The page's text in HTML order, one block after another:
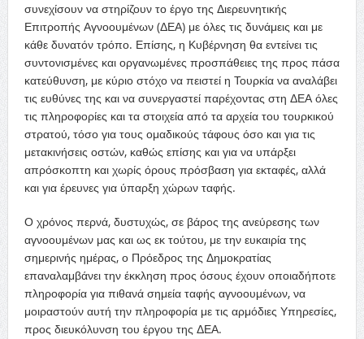
συνεχίσουν να στηρίζουν το έργο της Διερευνητικής
Επιτροπής Αγνοουμένων (ΔΕΑ) με όλες τις δυνάμεις και με
κάθε δυνατόν τρόπο. Επίσης, η Κυβέρνηση θα εντείνει τις
συντονισμένες και οργανωμένες προσπάθειες της προς πάσα
κατεύθυνση, με κύριο στόχο να πειστεί η Τουρκία να αναλάβει
τις ευθύνες της και να συνεργαστεί παρέχοντας στη ΔΕΑ όλες
τις πληροφορίες και τα στοιχεία από τα αρχεία του τουρκικού
στρατού, τόσο για τους ομαδικούς τάφους όσο και για τις
μετακινήσεις οστών, καθώς επίσης και για να υπάρξει
απρόσκοπτη και χωρίς όρους πρόσβαση για εκταφές, αλλά
και για έρευνες για ύπαρξη χώρων ταφής.
Ο χρόνος περνά, δυστυχώς, σε βάρος της ανεύρεσης των
αγνοουμένων μας και ως εκ τούτου, με την ευκαιρία της
σημερινής ημέρας, ο Πρόεδρος της Δημοκρατίας
επαναλαμβάνει την έκκληση προς όσους έχουν οποιαδήποτε
πληροφορία για πιθανά σημεία ταφής αγνοουμένων, να
μοιραστούν αυτή την πληροφορία με τις αρμόδιες Υπηρεσίες,
προς διευκόλυνση του έργου της ΔΕΑ.